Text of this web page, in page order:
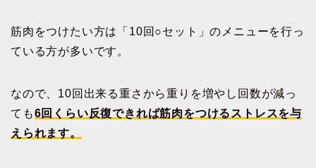
筋肉をつけたい方は「10回○セット」のメニューを行っ
ている方が多いです。
なので、10回出来る重さから重りを増やし回数が減っ
ても6回くらい反復できれば筋肉をつけるストレスを与
えられます。